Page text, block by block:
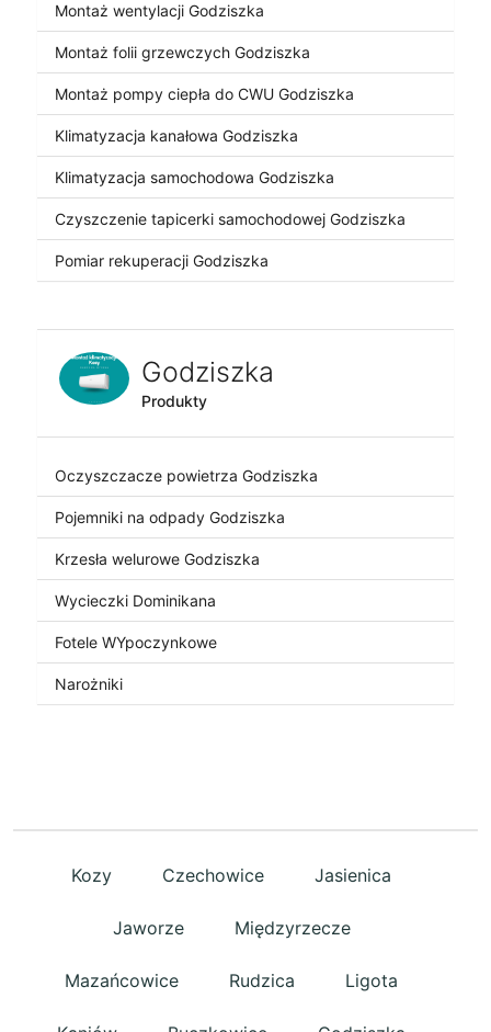
Montaż wentylacji Godziszka
Montaż folii grzewczych Godziszka
Montaż pompy ciepła do CWU Godziszka
Klimatyzacja kanałowa Godziszka
Klimatyzacja samochodowa Godziszka
Czyszczenie tapicerki samochodowej Godziszka
Pomiar rekuperacji Godziszka
Godziszka
Produkty
Oczyszczacze powietrza Godziszka
Pojemniki na odpady Godziszka
Krzesła welurowe Godziszka
Wycieczki Dominikana
Fotele WYpoczynkowe
Narożniki
Kozy Czechowice Jasienica
Jaworze Międzyrzecze
Mazańcowice Rudzica Ligota